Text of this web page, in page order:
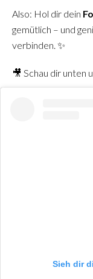
Also: Hol dir dein
gemütlich – und
verbinden. ✨
🎥 Schau dir unten
Sieh dir